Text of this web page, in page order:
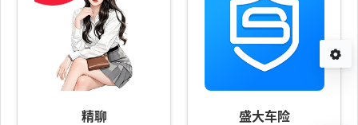
精聊 盛大车险